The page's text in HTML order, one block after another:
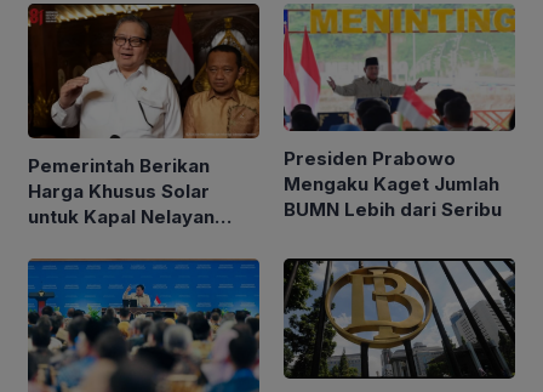
Pembentukan URI
Pemerintah Berikan
Harga Khusus Solar
untuk Kapal Nelayan
GT
Presiden Prabowo
Mengaku Kaget Jumlah
BUMN Lebih dari Seribu